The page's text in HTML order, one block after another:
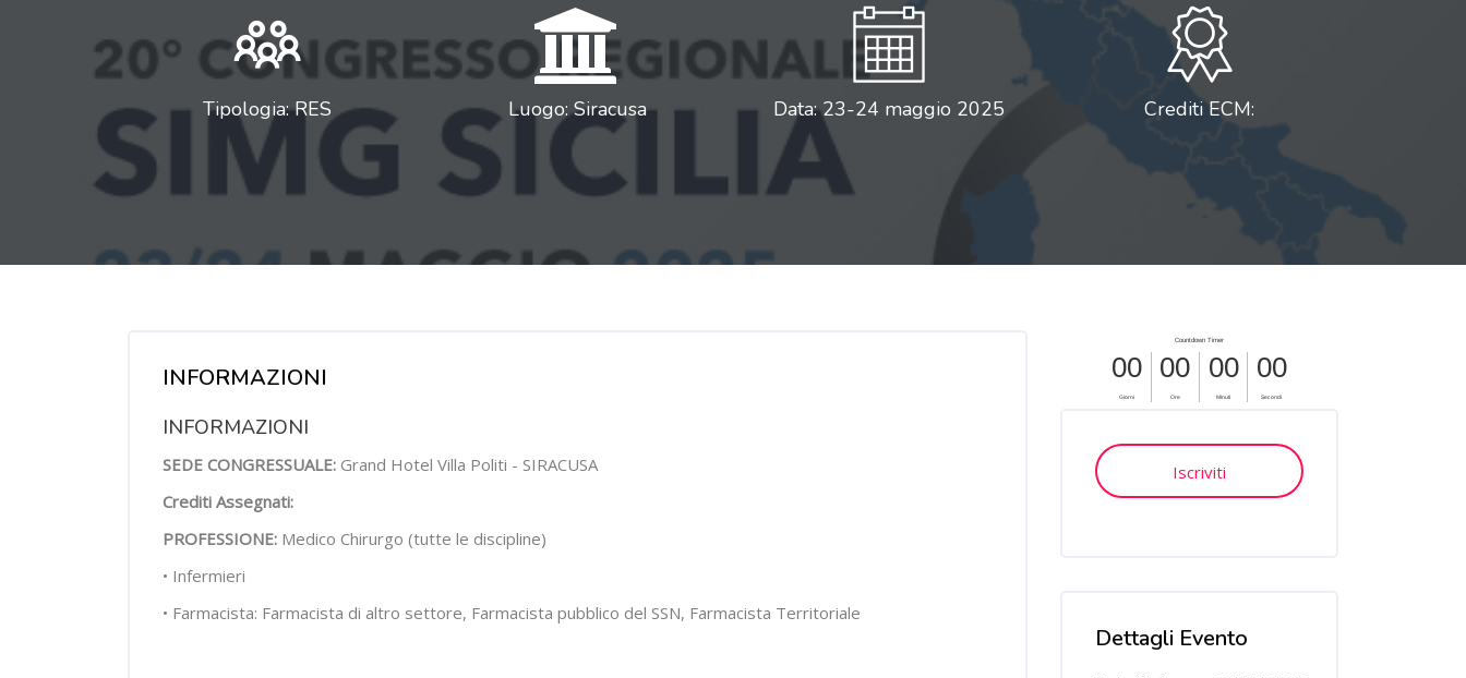
Tipologia: RES Luogo: Siracusa Data: 23-24 maggio 2025 Crediti ECM:
INFORMAZIONI
INFORMAZIONI
SEDE CONGRESSUALE: Grand Hotel Villa Politi - SIRACUSA
Crediti Assegnati:
PROFESSIONE: Medico Chirurgo (tutte le discipline)
• Infermieri
• Farmacista: Farmacista di altro settore, Farmacista pubblico del SSN, Farmacista Territoriale
Salta [Cocoon] Custom HTML
Iscriviti
Dettagli Evento